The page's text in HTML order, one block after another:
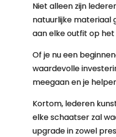
Niet alleen zijn
natuurlijke materiaal
aan elke outfit op het
Of je nu een
waardevolle
meegaan en je
Kortom, lederen
elke schaatser zal
upgrade in zowel